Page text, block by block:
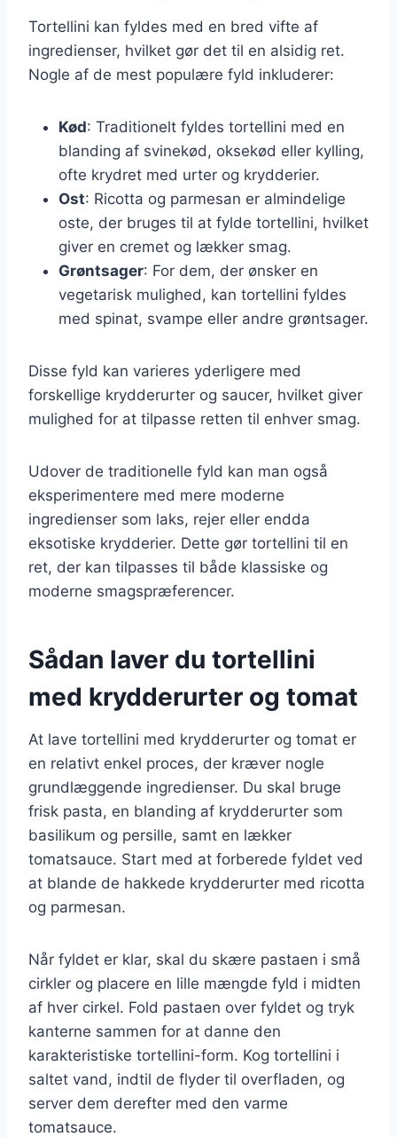
Tortellini kan fyldes med en bred vifte af
ingredienser, hvilket gør det til en alsidig ret.
Nogle af de mest populære fyld inkluderer:
Kød: Traditionelt fyldes tortellini med en
blanding af svinekød, oksekød eller kylling,
ofte krydret med urter og krydderier.
Ost: Ricotta og parmesan er almindelige
oste, der bruges til at fylde tortellini, hvilket
giver en cremet og lækker smag.
Grøntsager: For dem, der ønsker en
vegetarisk mulighed, kan tortellini fyldes
med spinat, svampe eller andre grøntsager.
Disse fyld kan varieres yderligere med
forskellige krydderurter og saucer, hvilket giver
mulighed for at tilpasse retten til enhver smag.
Udover de traditionelle fyld kan man også
eksperimentere med mere moderne
ingredienser som laks, rejer eller endda
eksotiske krydderier. Dette gør tortellini til en
ret, der kan tilpasses til både klassiske og
moderne smagspræferencer.
Sådan laver du tortellini
med krydderurter og tomat
At lave tortellini med krydderurter og tomat er
en relativt enkel proces, der kræver nogle
grundlæggende ingredienser. Du skal bruge
frisk pasta, en blanding af krydderurter som
basilikum og persille, samt en lækker
tomatsauce. Start med at forberede fyldet ved
at blande de hakkede krydderurter med ricotta
og parmesan.
Når fyldet er klar, skal du skære pastaen i små
cirkler og placere en lille mængde fyld i midten
af hver cirkel. Fold pastaen over fyldet og tryk
kanterne sammen for at danne den
karakteristiske tortellini-form. Kog tortellini i
saltet vand, indtil de flyder til overfladen, og
server dem derefter med den varme
tomatsauce.